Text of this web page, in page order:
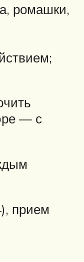
ромашки,
— с
прием